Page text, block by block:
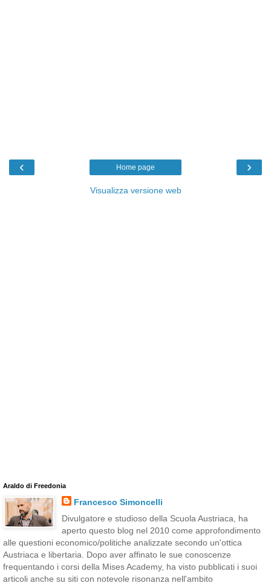
‹ ›
Home page
Visualizza versione web
Araldo di Freedonia
Francesco Simoncelli
Divulgatore e studioso della Scuola Austriaca, ha
aperto questo blog nel 2010 come approfondimento
alle questioni economico/politiche analizzate secondo un'ottica
Austriaca e libertaria. Dopo aver affinato le sue conoscenze
frequentando i corsi della Mises Academy, ha visto pubblicati i suoi
articoli anche su siti con notevole risonanza nell'ambito